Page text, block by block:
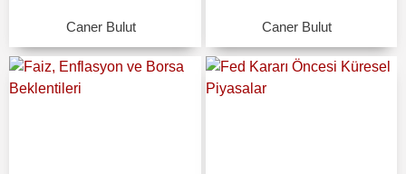
Caner Bulut Caner Bulut